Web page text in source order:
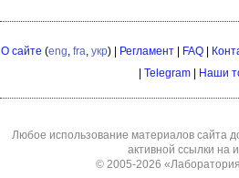
О сайте (eng, fra, укр) | Регламент| FAQ|
Telegram Наши
Любое использование материалов сайта
активной ссылки на
© 2005-2026